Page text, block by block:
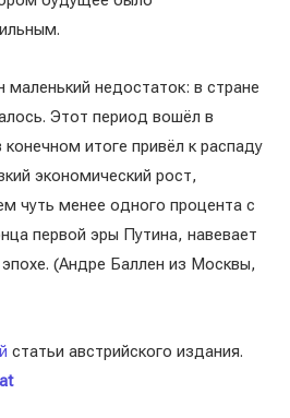
недостаток: в стране
Этот период вошёл в
итоге привёл к распаду
экономический рост,
чуть менее одного процента с
первой эры Путина, навевает
(Андре Баллен из Москвы,
статьи австрийского издания.